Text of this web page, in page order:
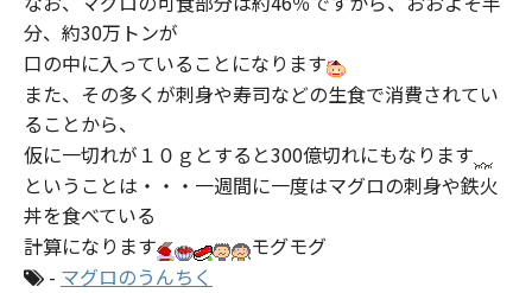
分、約30万トンが
口の中に入っていることになります
また、その多くが刺身や寿司などの生食で消費されてい
ることから、
仮に一切れが１０ｇとすると300億切れにもなります
ということは・・・一週間に一度はマグロの刺身や鉄火
丼を食べている
計算になります
モグモグ
- マグロのうんちく